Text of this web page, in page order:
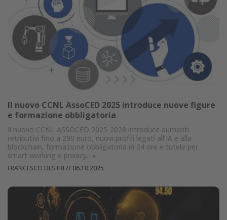
Il nuovo CCNL AssoCED 2025 introduce nuove figure
e formazione obbligatoria
Il nuovo CCNL ASSOCED 2025-2028 introduce aumenti
retributivi fino a 290 euro, nuovi profili legati all’IA e alla
blockchain, formazione obbligatoria di 24 ore e tutele per
smart working e privacy. »
FRANCESCO DESTRI // 06.10.2025